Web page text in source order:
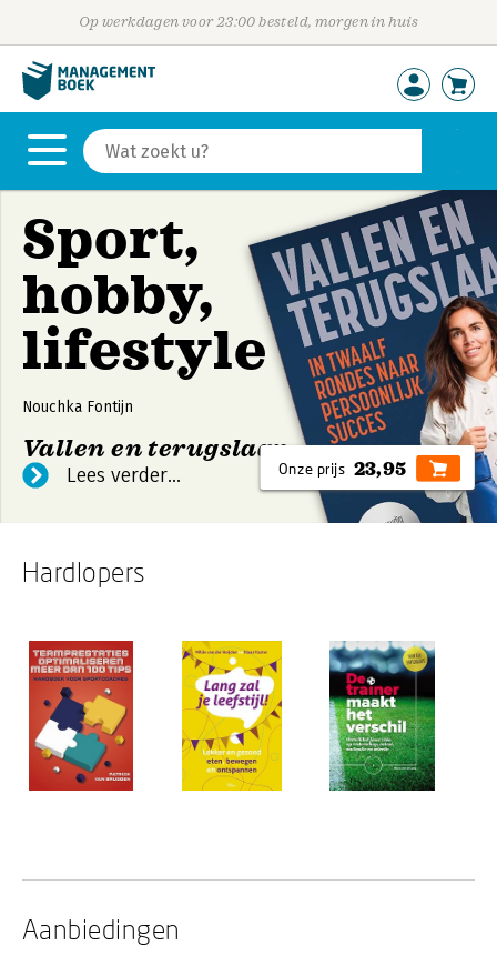
Op werkdagen voor 23:00 besteld, morgen in huis
Sport,
hobby,
lifestyle
Nouchka Fontijn
Vallen en terugslaan
In 'Vallen en terugslaan' neemt Nouchka je in
twaalf rondes mee op een reis door de boksring. In
gewonnen en verloren, maar bovenal: heel veel
Lees verder... 23,95
Hardlopers
Aanbiedingen